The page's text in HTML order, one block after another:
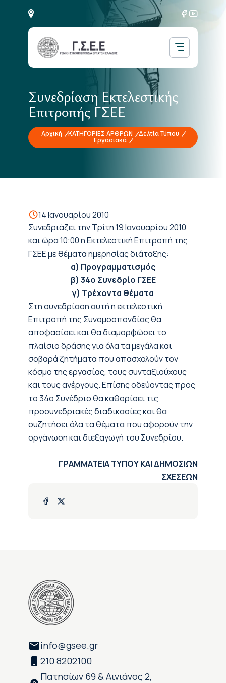
Συνεδρίαση Εκτελεστικής
Επιτροπής ΓΣΕΕ
Αρχική ΚΑΤΗΓΟΡΙΕΣ ΑΡΘΡΩΝ
Δελτία Τύπου
Εργασιακά
14 Ιανουαρίου 2010
Συνεδριάζει την Τρίτη 19 Ιανουαρίου 2010
και ώρα 10:00 η Εκτελεστική Επιτροπή της
ΓΣΕΕ με θέματα ημερησίας διάταξης:
α) Προγραμματισμός
β) 34ο Συνεδρίο ΓΣΕΕ
γ) Τρέχοντα θέματα
Στη συνεδρίαση αυτή η εκτελεστική
Επιτροπή της Συνομοσπονδίας θα
αποφασίσει και θα διαμορφώσει το
πλαίσιο δράσης για όλα τα μεγάλα και
σοβαρά ζητήματα που απασχολούν τον
κόσμο της εργασίας, τους συνταξιούχους
και τους ανέργους. Επίσης οδεύοντας προς
το 34ο Συνέδριο θα καθορίσει τις
προσυνεδριακές διαδικασίες και θα
συζητήσει όλα τα θέματα που αφορούν την
οργάνωση και διεξαγωγή του Συνεδρίου.
ΓΡΑΜΜΑΤΕΙΑ ΤΥΠΟΥ ΚΑΙ ΔΗΜΟΣΙΩΝ
ΣΧΕΣΕΩΝ
info@gsee.gr
210 8202100
Πατησίων 69 & Αινιάνος 2,